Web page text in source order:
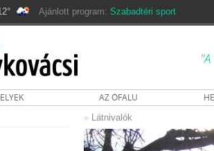
Ajánlott program: Szabadtéri sport
AZ ÓFALU
» Látnivalók